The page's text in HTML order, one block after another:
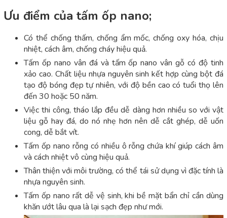
Ưu điểm của tấm ốp nano;
Có thể chống thấm, chống ẩm mốc, chống oxy hóa, chịu
nhiệt, cách âm, chống cháy hiệu quả.
Tấm ốp nano vân đá và tấm ốp nano vân gỗ có độ tinh
xảo cao. Chất liệu nhựa nguyên sinh kết hợp cùng bột đá
tạo độ bóng đẹp tự nhiên, với độ bền cao có tuổi thọ lên
đến 30 hoặc 50 năm.
Việc thi công, tháo lắp đều dễ dàng hơn nhiều so với vật
liệu gỗ hay đá, do nó nhẹ hơn nên dễ cắt ghép, dễ uốn
cong, dễ bắt vít.
Tấm ốp nano rỗng có nhiều ô rỗng chứa khí giúp cách âm
và cách nhiệt vô cùng hiệu quả.
Thân thiện với môi trường, có thể tái sử dụng vì đặc tính là
nhựa nguyên sinh.
Tấm ốp nano rất dễ vệ sinh, khi bề mặt bẩn chỉ cần dùng
khăn ướt lâu qua là lại sạch đẹp như mới.